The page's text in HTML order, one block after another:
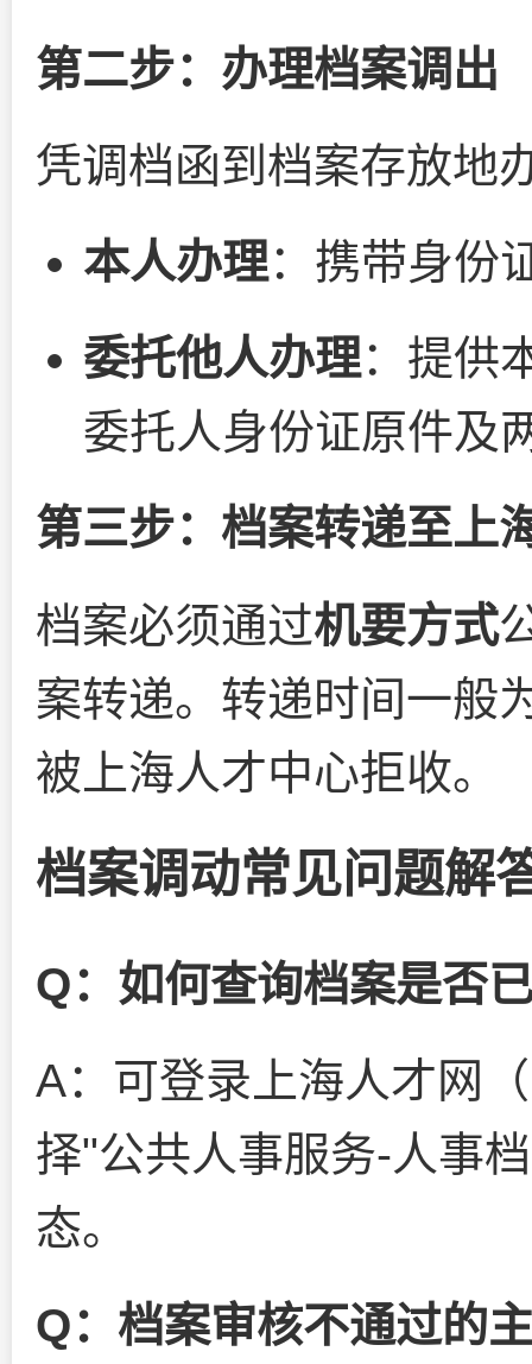
第二步：办理档案调出
凭调档函到档案存放地
本人办理：携带身份
委托他人办理：提供
委托人身份证原件及
第三步：档案转递至上
档案必须通过机要方式
案转递。转递时间一般
被上海人才中心拒收。
档案调动常见问题解
Q：如何查询档案是否
A：可登录上海人才网（
择"公共人事服务-人事
态。
Q：档案审核不通过的